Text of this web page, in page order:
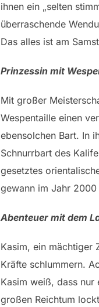
ihnen ein „selten
überraschende
Das alles ist am
Prinzessin mit
Mit großer
Wespentaille einen
ebensolchen Bart. In
Schnurrbart des
gesetztes
gewann im Jahr 2000
Abenteuer mit dem
Kasim, ein mächtiger
Kräfte schlummern.
Kasim weiß, dass nur
großen Reichtum